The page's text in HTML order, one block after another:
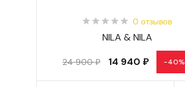
0 отзывов
NILA & NILA
24 900 ₽ 14 940 ₽ -40%